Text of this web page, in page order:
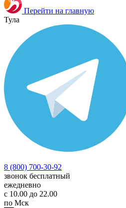
Перейти на главную
Тула
8 (800) 700-30-92
звонок бесплатный
ежедневно
с 10.00 до 22.00
по Мск